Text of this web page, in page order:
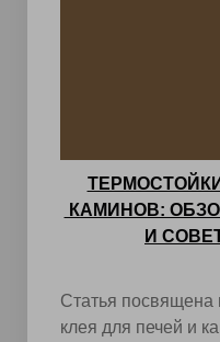
КАМИНОВ:
И
Статья посвящена
клея для печей и